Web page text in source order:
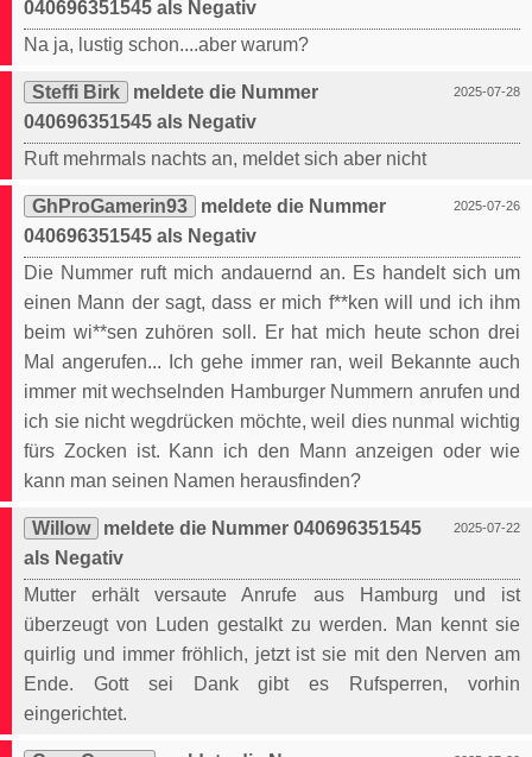
040696351545 als Negativ
Na ja, lustig schon....aber warum?
2025-07-28
Steffi Birk
meldete die Nummer
040696351545 als Negativ
Ruft mehrmals nachts an, meldet sich aber nicht
2025-07-26
GhProGamerin93
meldete die Nummer
040696351545 als Negativ
Die Nummer ruft mich andauernd an. Es handelt sich um
einen Mann der sagt, dass er mich f**ken will und ich ihm
beim wi**sen zuhören soll. Er hat mich heute schon drei
Mal angerufen... Ich gehe immer ran, weil Bekannte auch
immer mit wechselnden Hamburger Nummern anrufen und
ich sie nicht wegdrücken möchte, weil dies nunmal wichtig
fürs Zocken ist. Kann ich den Mann anzeigen oder wie
kann man seinen Namen herausfinden?
2025-07-22
Willow
meldete die Nummer 040696351545
als Negativ
Mutter erhält versaute Anrufe aus Hamburg und ist
überzeugt von Luden gestalkt zu werden. Man kennt sie
quirlig und immer fröhlich, jetzt ist sie mit den Nerven am
Ende. Gott sei Dank gibt es Rufsperren, vorhin
eingerichtet.